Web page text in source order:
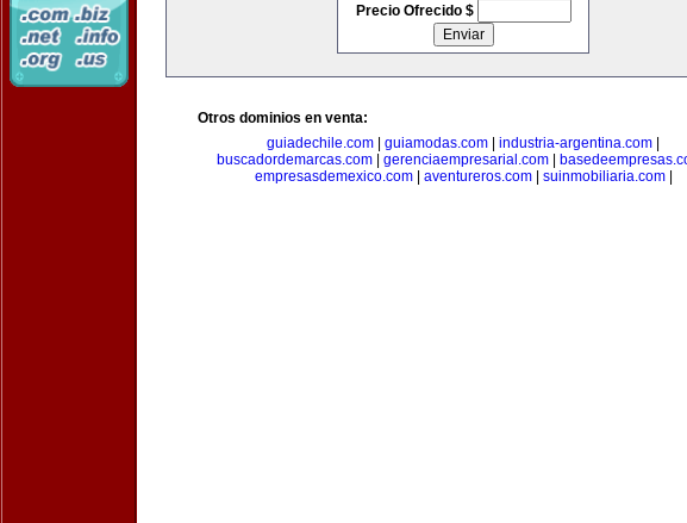
Precio Ofrecido $
Otros dominios en venta:
guiadechile.com
guiamodas.com industria-argentina.com
buscadordemarcas.com| gerenciaempresarial.com|
empresasdemexico.com| aventureros.com| suinmobiliaria.com|